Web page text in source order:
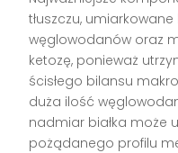
tłuszczu,
węglowodanów oraz
ketozę, ponieważ
ścisłego bilansu
duża ilość
nadmiar białka może
pożądanego profilu